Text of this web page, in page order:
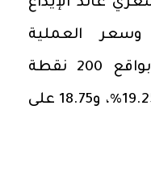
رفع سعري عائد الإيداع
وسعر العملية
الرئيسية للبنك المركزي بواقع 200 نقطة
أساس ليصل إلى 18.25%، 19.25%، و18.75 على